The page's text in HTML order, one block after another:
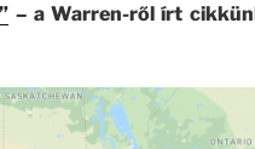
– a Warren-ről írt